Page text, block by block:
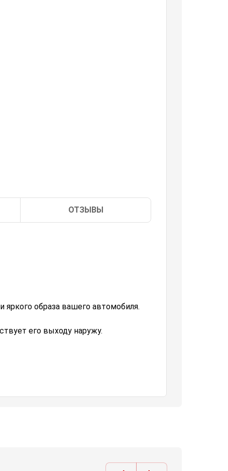
ОТЗЫВЫ
яркого образа вашего автомобиля.
его выходу наружу.